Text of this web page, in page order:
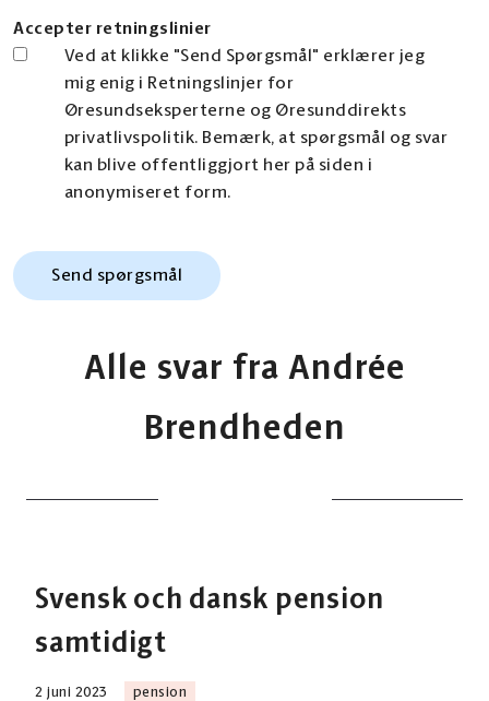
Accepter retningslinier
Ved at klikke "Send Spørgsmål" erklærer jeg
mig enig i Retningslinjer for
Øresundseksperterne og Øresunddirekts
privatlivspolitik. Bemærk, at spørgsmål og svar
kan blive offentliggjort her på siden i
anonymiseret form.
Alle svar fra Andrée
Brendheden
Svensk och dansk pension
samtidigt
2 juni 2023 pension